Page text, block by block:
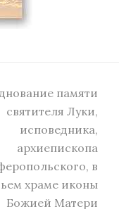
памяти
святителя Луки,
исповедника,
архиепископа
в
храме иконы
Божией Матери